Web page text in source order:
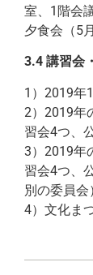
室、1階会
夕食会（5
3.4 講習会
1）2019年
2）2019年
習会4つ、
3）2019年
習会4つ、
別の委員会
4）文化ま